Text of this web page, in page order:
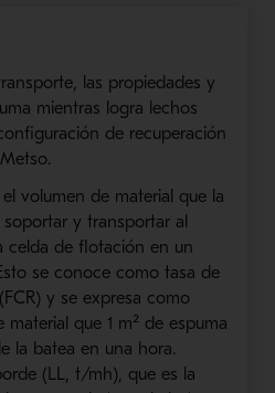
las propiedades y
mientras logra lechos
de recuperación
volumen de material que la
y transportar al
celda de flotación en un
se conoce como tasa de
y se expresa como
que 1 m² de espuma
la batea en una hora.
(LL, t/mh), que es la